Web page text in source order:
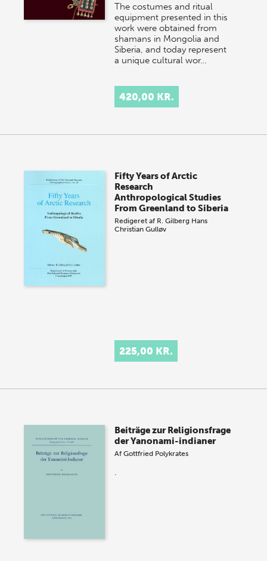
The costumes and ritual
equipment presented in this
work were obtained from
shamans in Mongolia and
Siberia, and today represent
a unique cultural wor…
420,00 KR.
Fifty Years of Arctic
Research
Anthropological Studies
From Greenland to Siberia
Redigeret af R. Gilberg Hans
Christian Gulløv
225,00 KR.
Beiträge zur Religionsfrage
der Yanonami-indianer
AfGottfried Polykrates
.